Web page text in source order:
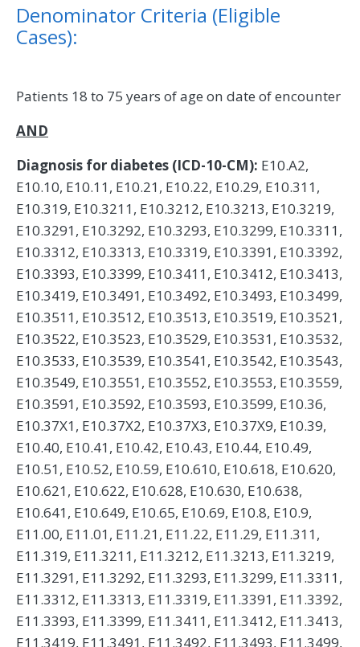
Denominator Criteria (Eligible
Cases):
Patients 18 to 75 years of age on date of encounter
AND
Diagnosis for diabetes (ICD-10-CM): E10.A2,
E10.10, E10.11, E10.21, E10.22, E10.29, E10.311,
E10.319, E10.3211, E10.3212, E10.3213, E10.3219,
E10.3291, E10.3292, E10.3293, E10.3299, E10.3311,
E10.3312, E10.3313, E10.3319, E10.3391, E10.3392,
E10.3393, E10.3399, E10.3411, E10.3412, E10.3413,
E10.3419, E10.3491, E10.3492, E10.3493, E10.3499,
E10.3511, E10.3512, E10.3513, E10.3519, E10.3521,
E10.3522, E10.3523, E10.3529, E10.3531, E10.3532,
E10.3533, E10.3539, E10.3541, E10.3542, E10.3543,
E10.3549, E10.3551, E10.3552, E10.3553, E10.3559,
E10.3591, E10.3592, E10.3593, E10.3599, E10.36,
E10.37X1, E10.37X2, E10.37X3, E10.37X9, E10.39,
E10.40, E10.41, E10.42, E10.43, E10.44, E10.49,
E10.51, E10.52, E10.59, E10.610, E10.618, E10.620,
E10.621, E10.622, E10.628, E10.630, E10.638,
E10.641, E10.649, E10.65, E10.69, E10.8, E10.9,
E11.00, E11.01, E11.21, E11.22, E11.29, E11.311,
E11.319, E11.3211, E11.3212, E11.3213, E11.3219,
E11.3291, E11.3292, E11.3293, E11.3299, E11.3311,
E11.3312, E11.3313, E11.3319, E11.3391, E11.3392,
E11.3393, E11.3399, E11.3411, E11.3412, E11.3413,
E11.3419, E11.3491, E11.3492, E11.3493, E11.3499,